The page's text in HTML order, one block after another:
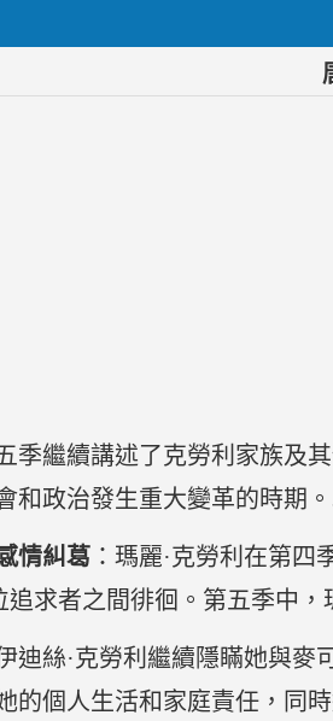
季繼續講述了克勞利家族及
和政治發生重大變革的時期
情糾葛 ：瑪麗·克勞利在第四
追求者之間徘徊。第五季中
迪絲·克勞利繼續隱瞞她與麥
的個人生活和家庭責任，同